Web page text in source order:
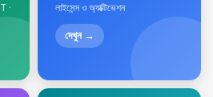
·
লাইসেন্স ও অ্যাক্টিভেশন
দেখুন →